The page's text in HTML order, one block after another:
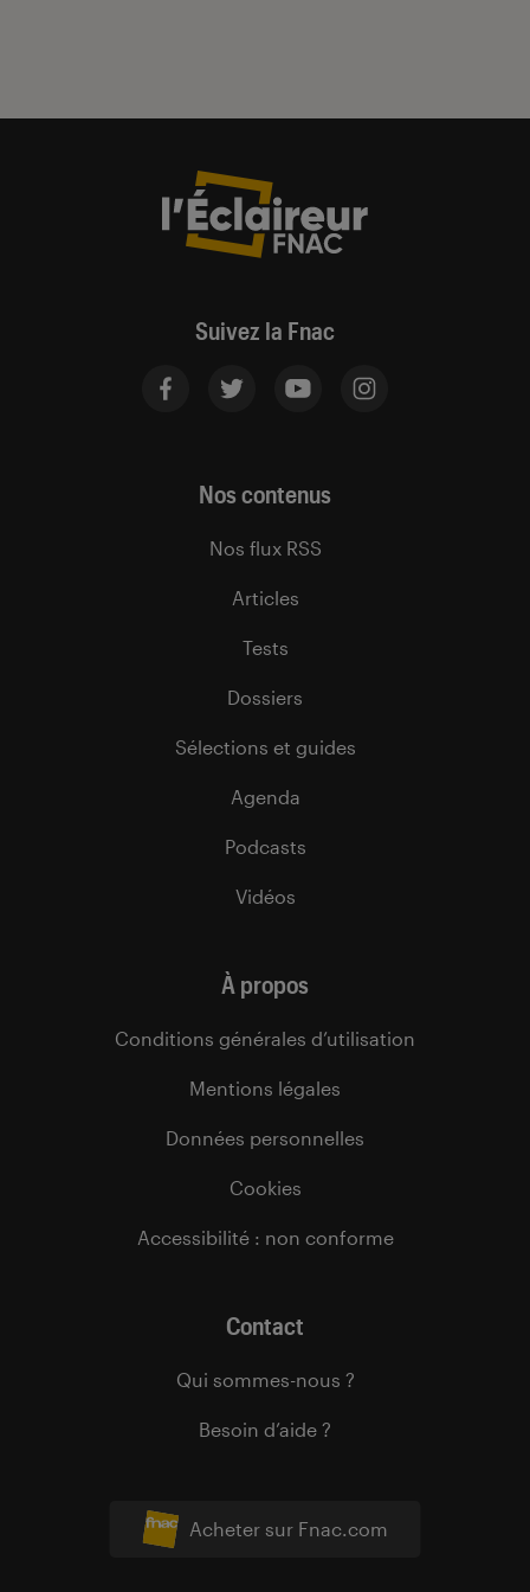
Suivez la Fnac
Acheter sur Fnac.com
Nos contenus
Nos flux RSS
Articles
Tests
Dossiers
Sélections et guides
Agenda
Podcasts
Vidéos
À propos
Conditions générales d’utilisation
Mentions légales
Données personnelles
Cookies
Accessibilité : non conforme
Contact
Qui sommes-nous ?
Besoin d’aide ?